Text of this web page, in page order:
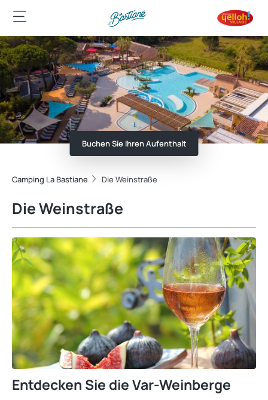
Buchen Sie Ihren Aufenthalt
Camping La Bastiane Die Weinstraße
Die Weinstraße
Entdecken Sie die Var-Weinberge